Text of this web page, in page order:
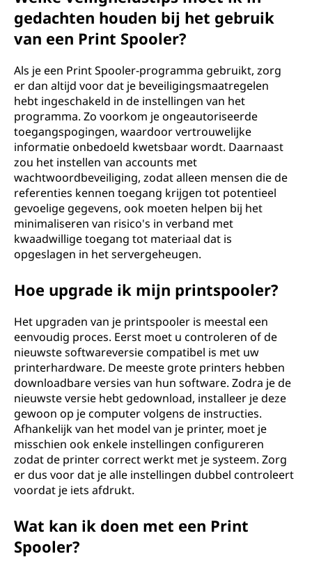
gedachten houden bij het gebruik
van een Print Spooler?
Als je een Print Spooler-programma gebruikt, zorg
er dan altijd voor dat je beveiligingsmaatregelen
hebt ingeschakeld in de instellingen van het
programma. Zo voorkom je ongeautoriseerde
toegangspogingen, waardoor vertrouwelijke
informatie onbedoeld kwetsbaar wordt. Daarnaast
zou het instellen van accounts met
wachtwoordbeveiliging, zodat alleen mensen die de
referenties kennen toegang krijgen tot potentieel
gevoelige gegevens, ook moeten helpen bij het
minimaliseren van risico's in verband met
kwaadwillige toegang tot materiaal dat is
opgeslagen in het servergeheugen.
Hoe upgrade ik mijn printspooler?
Het upgraden van je printspooler is meestal een
eenvoudig proces. Eerst moet u controleren of de
nieuwste softwareversie compatibel is met uw
printerhardware. De meeste grote printers hebben
downloadbare versies van hun software. Zodra je de
nieuwste versie hebt gedownload, installeer je deze
gewoon op je computer volgens de instructies.
Afhankelijk van het model van je printer, moet je
misschien ook enkele instellingen configureren
zodat de printer correct werkt met je systeem. Zorg
er dus voor dat je alle instellingen dubbel controleert
voordat je iets afdrukt.
Wat kan ik doen met een Print
Spooler?